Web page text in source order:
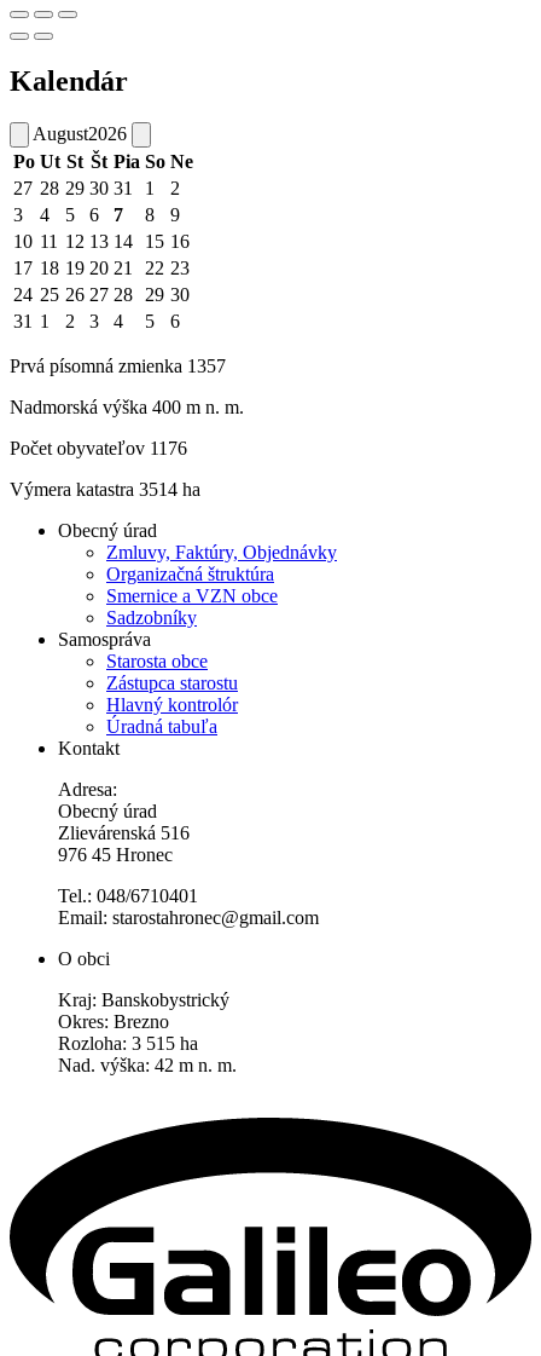
Kalendár
August2026
Po Ut St Št Pia So Ne
27 28 29 30 31 1
2
3
4 5 6 7 8
9
10 11 12 13 14 15 16
17 18 19 20 21 22 23
24 25 26 27 28 29 30
31 1 2 3 4 5 6
Prvá písomná zmienka 1357
Nadmorská výška 400 m n. m.
Počet obyvateľov 1176
Výmera katastra 3514 ha
Obecný úrad
Zmluvy, Faktúry, Objednávky
Organizačná štruktúra
Smernice a VZN obce
Sadzobníky
Samospráva
Starosta obce
Zástupca starostu
Hlavný kontrolór
Úradná tabuľa
Kontakt
Adresa:
Obecný úrad
Zlievárenská 516
976 45 Hronec
Tel.: 048/6710401
Email: starostahronec@gmail.com
O obci
Kraj: Banskobystrický
Okres: Brezno
Rozloha: 3 515 ha
Nad. výška: 42 m n. m.